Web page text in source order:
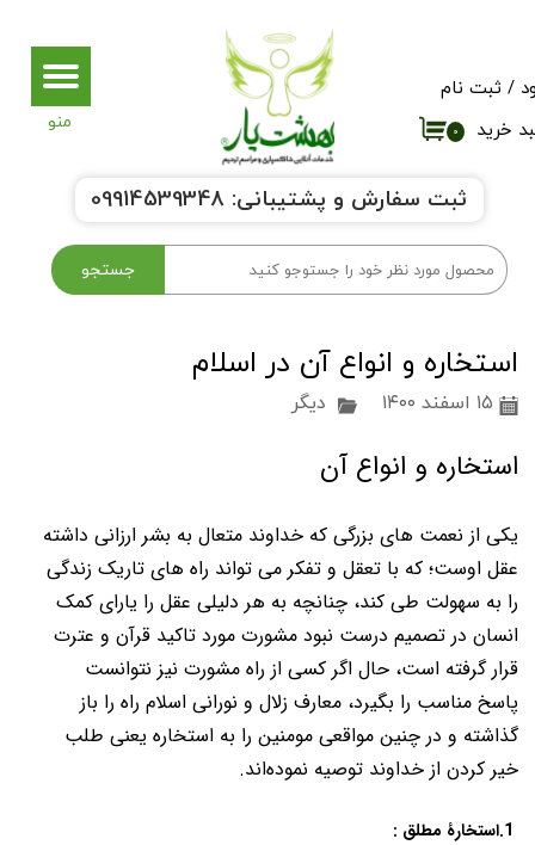
جستجو
۰ خرید
/ ثبت نام
تغییر گذر واژه
خروج از حساب کاربری
ثبت سفارش و پشتیبانی: 09914539348
استخاره و انواع آن در اسلام
۱۵ اسفند ۱۴۰۰ دیگر
استخاره و انواع آن
یکی از نعمت های بزرگی که خداوند متعال به بشر ارزانی داشته
عقل اوست؛ که با تعقل و تفکر می تواند راه های تاریک زندگی
را به سهولت طی کند، چنانچه به هر دلیلی عقل را یارای کمک
انسان در تصمیم درست نبود مشورت مورد تاکید قرآن و عترت
قرار گرفته است، حال اگر کسی از راه مشورت نیز نتوانست
پاسخ مناسب را بگیرد، معارف زلال و نورانی اسلام راه را باز
گذاشته و در چنین مواقعی مومنین را به استخاره یعنی طلب
خیر کردن از خداوند توصیه نموده‌اند.